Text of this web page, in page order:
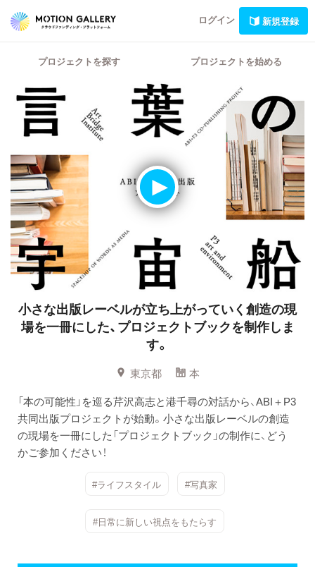
ログイン 新規登録
プロジェクトを探す プロジェクトを始める
小さな出版レーベルが立ち上がっていく創造の現
場を一冊にした、プロジェクトブックを制作しま
す。
東京都
本
「本の可能性」を巡る芹沢高志と港千尋の対話から、ABI＋P3
共同出版プロジェクトが始動。小さな出版レーベルの創造
の現場を一冊にした「プロジェクトブック」の制作に、どう
かご参加ください！
#ライフスタイル #写真家
#日常に新しい視点をもたらす